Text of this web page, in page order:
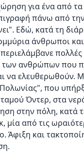
για ένα από τα
πάνω από
Εδώ, κατά τη
άνθρωποι
περιελάμβανε
ανθρώπων που
να ελευθερωθούν.
που
Όντερ, στα
στην πόλη, κατά
μία από τις
Άφιξη και